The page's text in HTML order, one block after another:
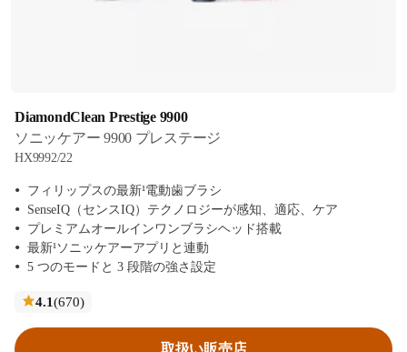
DiamondClean Prestige 9900
ソニッケアー 9900 プレステージ
HX9992/22
フィリップスの最新¹電動歯ブラシ
SenseIQ（センスIQ）テクノロジーが感知、適応、ケア
プレミアムオールインワンブラシヘッド搭載
最新¹ソニッケアーアプリと連動
5 つのモードと 3 段階の強さ設定
4.1(670レ
)
取扱い販売店